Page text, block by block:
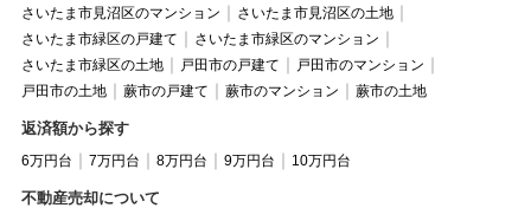
さいたま市見沼区のマンション
さいたま市見沼区の土地
さいたま市緑区の戸建て
さいたま市緑区のマンション
さいたま市緑区の土地
戸田市の戸建て
戸田市のマンション
戸田市の土地
蕨市の戸建て 蕨市のマンション 蕨市の土地
返済額から探す
6万円台 7万円台 8万円台 9万円台 10万円台
不動産売却について